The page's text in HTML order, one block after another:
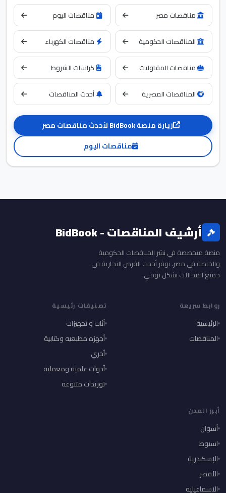
مناقصات مصر مناقصات اليوم
المناقصات الحكومية مناقصات الكهرباء
مناقصات المقاولات كراسات الشروط
المناقصات المصرية أحدث المناقصات
زيارة منصة BidBook لأحدث مناقصات مصر
مناقصات اليوم
أرشيف المناقصات - BidBook
منصة متخصصة في نشر المناقصات الحكومية
والخاصة في مصر. نوفر أحدث الفرص التجارية في
جميع المجالات بشكل يومي.
روابط سريعة
الرئيسية
المناقصات
تصنيفات رئيسية
أثاث و تجهيزات
أجهزه مطبعيه وكتابية
أخري
أدوات علمية ومعملية
توريدات متنوعه
أبرز المدن
أسوان
اسيوط
الإسكندرية
الأقصر
الاسماعيليه